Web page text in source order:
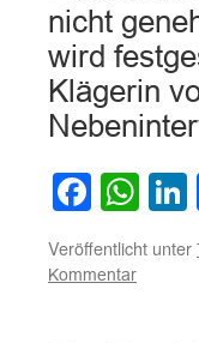
nicht
wird
Klägerin
Veröffentlicht unter
Kommentar